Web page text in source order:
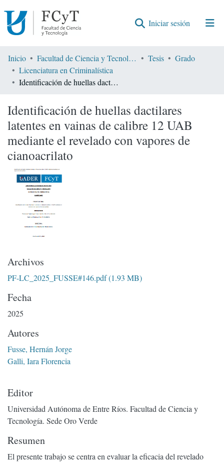
Iniciar sesión (current)
Comunidades
Encontrar por
Inicio Facultad de Ciencia y Tecnología Tesis
Grado
Licenciatura en Criminalística
Identificación de huellas dactilares latentes en vainas de calibre 12 UAB mediante el revelado con vapores de cianoacrilato
Identificación de huellas dactilares
latentes en vainas de calibre 12 UAB
mediante el revelado con vapores de
cianoacrilato
Archivos
PF-LC_2025_FUSSE#146.pdf(1.93 MB)
Fecha
2025
Autores
Fusse, Hernán Jorge
Galli, Iara Florencia
Editor
Universidad Autónoma de Entre Ríos. Facultad de Ciencia y
Tecnología. Sede Oro Verde
Resumen
El presente trabajo se centra en evaluar la eficacia del revelado